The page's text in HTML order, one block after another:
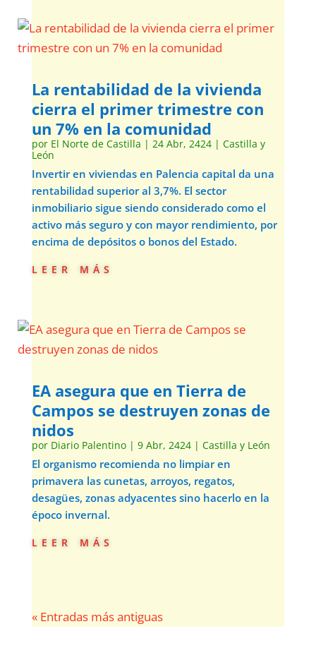
La rentabilidad de la vivienda
cierra el primer trimestre con
un 7% en la comunidad
por El Norte de Castilla | 24 Abr, 2424| Castilla y
León
Invertir en viviendas en Palencia capital da una
rentabilidad superior al 3,7%. El sector
inmobiliario sigue siendo considerado como el
activo más seguro y con mayor rendimiento, por
encima de depósitos o bonos del Estado.
leer más
EA asegura que en Tierra de
Campos se destruyen zonas de
nidos
por Diario Palentino| 9 Abr, 2424| Castilla y León
El organismo recomienda no limpiar en
primavera las cunetas, arroyos, regatos,
desagües, zonas adyacentes sino hacerlo en la
époco invernal.
leer más
« Entradas más antiguas